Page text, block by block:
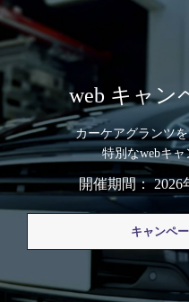
web キャン
カーケアグランツ
特別なwebキ
開催期間： 2026
キャンペ